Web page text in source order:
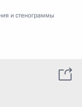
и стенограммы